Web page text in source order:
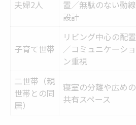
夫婦2人
置／無駄のない動線
設計
子育て世帯
リビング中心の配置
／コミュニケーショ
ン重視
二世帯（親
世帯との同
居）
寝室の分離や広めの
共有スペース